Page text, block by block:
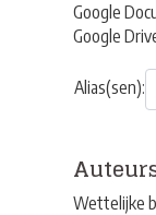
Google
Google
Alias(sen):
Wettelijke